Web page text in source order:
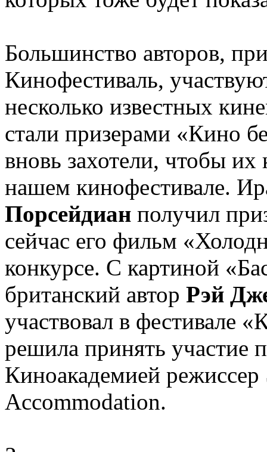
Большинство авторов,
Кинофестиваль,
несколько известных
стали призерами «Кино
вновь захотели, чтобы
нашем кинофестивале.
Порсейдиан получил
сейчас его фильм
конкурсе. С картиной
британский автор Рэй
участвовал в фестивале
решила принять участие
Киноакадемией режиссер
Accommodation.